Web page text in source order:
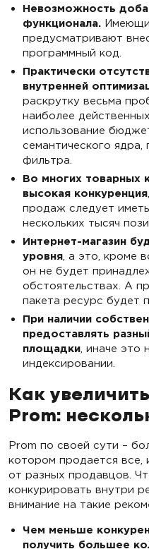
Невозможность
функционала.
предусматривают
программный код.
Практически
внутренней
раскрутку весьма
наиболее
использование
семантического
фильтра.
Во многих товарных
высокая конкуренция
продаж следует
нескольких тысяч
Интернет-магазин
уровня , а это, кроме
он не будет
обстоятельствах. А
пакета ресурс будет
При наличии
предоставлять
площадки , иначе это
индексировании.
Как
Prom:
Prom по своей сути –
котором продается все,
от разных продавцов.
конкурировать внутри
внимание на такие
Чем меньше
получить большее